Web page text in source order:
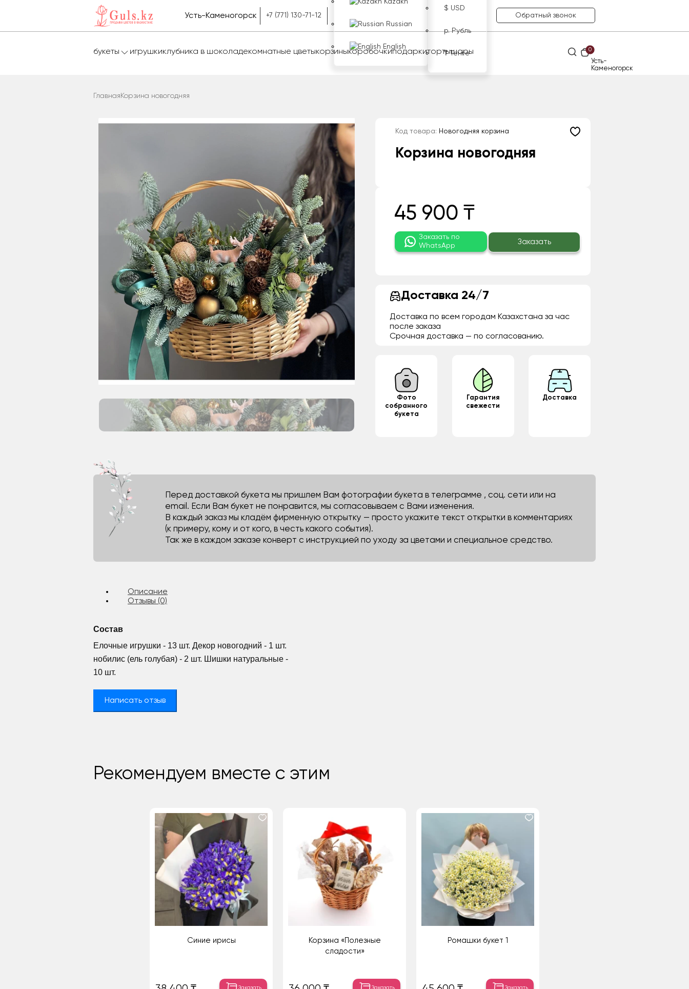
Усть-Каменогорск +7 (771) 130-71-12
Kazakh
Russian
English
$ USD
р. Рубль
₸ Тенге
Обратный звонок
букеты игрушкиклубника в шоколадекомнатные цветыкорзиныкоробочкиподаркитортышары 0
Усть-
Каменогорск
Главная Корзина новогодняя
Код товара: Новогодняя корзина
Корзина новогодняя
45 900 ₸
Заказать по
WhatsApp
Заказать
Доставка 24/7
Доставка по всем городам Казахстана за час
после заказа
Срочная доставка — по согласованию.
Фото
собранного
букета
Гарантия
свежести
Доставка
Перед доставкой букета мы пришлем Вам фотографии букета в телеграмме , соц. сети или на
email. Если Вам букет не понравится, мы согласовываем с Вами изменения.
В каждый заказ мы кладём фирменную открытку — просто укажите текст открытки в комментариях
(к примеру, кому и от кого, в честь какого события).
Так же в каждом заказе конверт с инструкцией по уходу за цветами и специальное средство.
Описание
Отзывы (0)
Состав
Елочные игрушки - 13 шт. Декор новогодний - 1 шт.
нобилис (ель голубая) - 2 шт. Шишки натуральные -
10 шт.
Написать отзыв
Рекомендуем вместе с этим
Синие ирисы
Заказать
Корзина «Полезные
сладости»
Заказать
Ромашки букет 1
Заказать